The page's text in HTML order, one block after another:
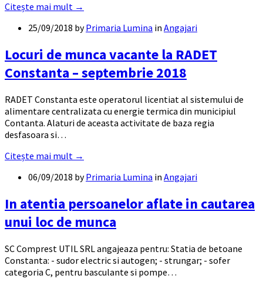
Citește mai mult →
25/09/2018 byPrimaria Lumina in Angajari
Locuri de munca vacante la RADET
Constanta – septembrie 2018
RADET Constanta este operatorul licentiat al sistemului de
alimentare centralizata cu energie termica din municipiul
Contanta. Alaturi de aceasta activitate de baza regia
desfasoara si…
Citește mai mult →
06/09/2018 byPrimaria Lumina in Angajari
In atentia persoanelor aflate in cautarea
unui loc de munca
SC Comprest UTIL SRL angajeaza pentru: Statia de betoane
Constanta: - sudor electric si autogen; - strungar; - sofer
categoria C, pentru basculante si pompe…